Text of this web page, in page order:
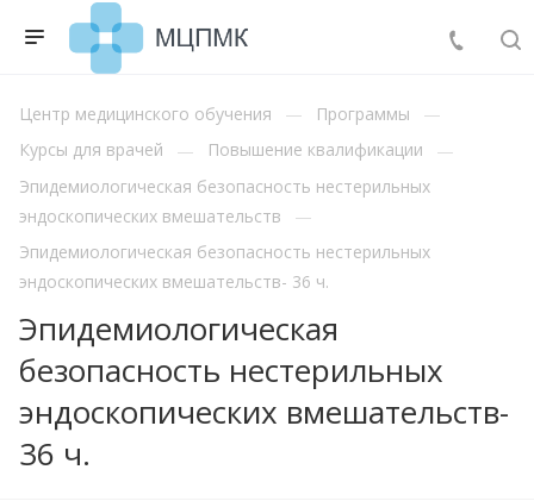
Центр медицинского обучения
Программы
Курсы для врачей
Повышение квалификации
Эпидемиологическая безопасность нестерильных
эндоскопических вмешательств
Эпидемиологическая безопасность нестерильных
эндоскопических вмешательств- 36 ч.
Эпидемиологическая
безопасность нестерильных
эндоскопических вмешательств-
36 ч.